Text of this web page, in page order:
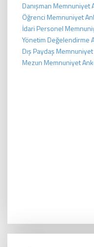
Danışman Memnuniyet
Öğrenci Memnuniyet
İdari Personel
Yönetim Değelendirme
Dış Paydaş
Mezun Memnuniyet